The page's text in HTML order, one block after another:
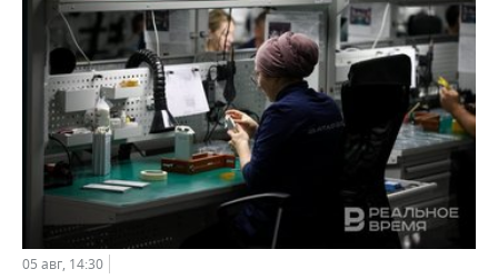
05 авг, 14:30